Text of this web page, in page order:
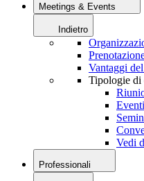
Meetings & Events
Indietro
Vantaggi
Tipologie di
Vedi
Professionali